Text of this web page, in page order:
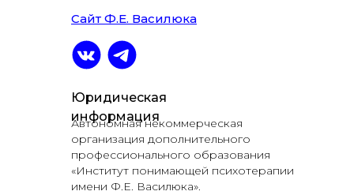
Сайт Ф.Е. Василюка
Юридическая
информация
Автономная некоммерческая
организация дополнительного
профессионального образования
«Институт понимающей психотерапии
имени Ф.Е. Василюка».